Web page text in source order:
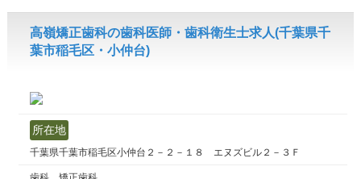
高嶺矯正歯科の歯科医師・歯科衛生士求人(千葉県千
葉市稲毛区・小仲台)
所在地
千葉県千葉市稲毛区小仲台２－２－１８ エヌズビル２－３Ｆ